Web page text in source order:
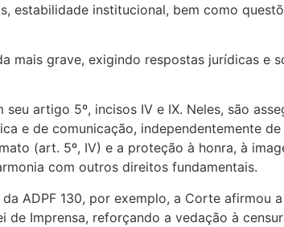
estabilidade institucional, bem como
mais grave, exigindo respostas jurídicas e
artigo 5º, incisos IV e IX. Neles, são
e de comunicação, independentemente de
(art. 5º, IV) e a proteção à honra, à
com outros direitos fundamentais.
ADPF 130, por exemplo, a Corte afirmou
Imprensa, reforçando a vedação à